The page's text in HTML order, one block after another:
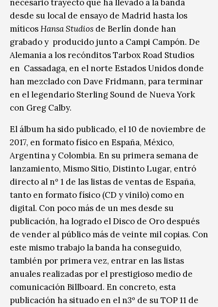
necesario trayecto que ha llevado a la banda
desde su local de ensayo de Madrid hasta los
míticosHansa Studios de Berlín donde han
grabado y producido junto a Campi Campón. De
Alemania a los recónditos Tarbox Road Studios
en Cassadaga, en el norte Estados Unidos donde
han mezclado con Dave Fridmann, para terminar
en el legendario Sterling Sound de Nueva York
con Greg Calby.
El álbum ha sido publicado, el 10 de noviembre de
2017, en formato físico en España, México,
Argentina y Colombia. En su primera semana de
lanzamiento, Mismo Sitio, Distinto Lugar, entró
directo al nº 1 de las listas de ventas de España,
tanto en formato físico (CD y vinilo) como en
digital. Con poco más de un mes desde su
publicación, ha logrado el Disco de Oro después
de vender al público más de veinte mil copias. Con
este mismo trabajo la banda ha conseguido,
también por primera vez, entrar en las listas
anuales realizadas por el prestigioso medio de
comunicación Billboard. En concreto, esta
publicación ha situado en el n3º de su TOP 11 de